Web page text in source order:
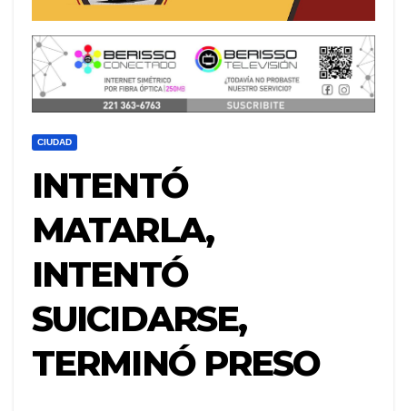
CIUDAD
INTENTÓ
MATARLA,
INTENTÓ
SUICIDARSE,
TERMINÓ PRESO